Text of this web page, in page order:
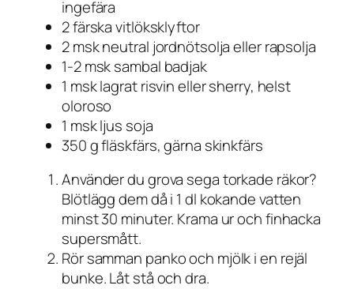
ingefära
2 färska vitlöksklyftor
2 msk neutral jordnötsolja eller rapsolja
1-2 msk sambal badjak
1 msk lagrat risvin eller sherry, helst
oloroso
1 msk ljus soja
350 g fläskfärs, gärna skinkfärs
Använder du grova sega torkade räkor?
Blötlägg dem då i 1 dl kokande vatten
minst 30 minuter. Krama ur och finhacka
supersmått.
Rör samman panko och mjölk i en rejäl
bunke. Låt stå och dra.